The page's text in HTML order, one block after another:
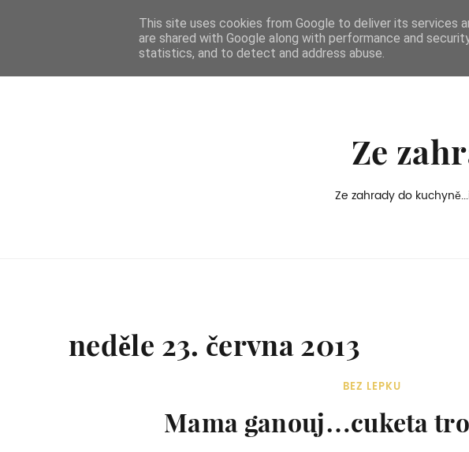
BOXEDVERSION
Ze
Ze zahrady do
neděle 23. června 2013
BEZ LEPKU
Mama ganouj…cuketa
This site uses cookies from Google to deliver its services
are shared with Google along with performance and
statistics, and to detect and address abuse.